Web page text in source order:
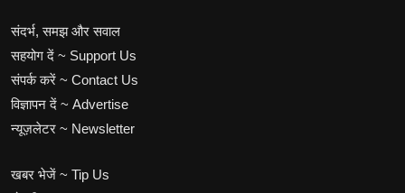
संदर्भ, समझ और सवाल
सहयोग दें ~ Support Us
संपर्क करें ~ Contact Us
विज्ञापन दें ~ Advertise
न्यूज़लेटर ~ Newsletter
खबर भेजें ~ Tip Us